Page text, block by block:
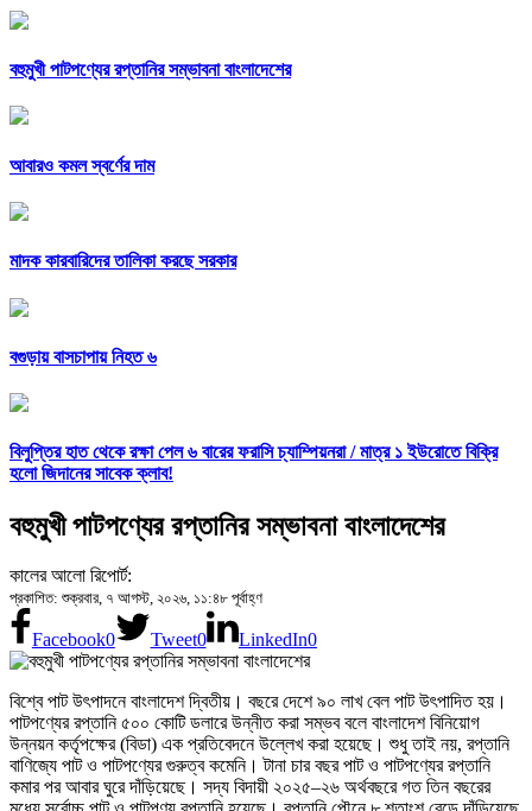
বহুমুখী পাটপণ্যের রপ্তানির সম্ভাবনা বাংলাদেশের
আবারও কমল স্বর্ণের দাম
মাদক কারবারিদের তালিকা করছে সরকার
বগুড়ায় বাসচাপায় নিহত ৬
বিলুপ্তির হাত থেকে রক্ষা পেল ৬ বারের ফরাসি চ্যাম্পিয়নরা /মাত্র ১ ইউরোতে বিক্রি
হলো জিদানের সাবেক ক্লাব!
বহুমুখী পাটপণ্যের রপ্তানির সম্ভাবনা বাংলাদেশের
কালের আলো রিপোর্ট:
প্রকাশিত: শুক্রবার, ৭ আগস্ট, ২০২৬, ১১:৪৮ পূর্বাহ্ণ
Facebook0 Tweet0 LinkedIn0
বিশ্বে পাট উৎপাদনে বাংলাদেশ দ্বিতীয়। বছরে দেশে ৯০ লাখ বেল পাট উৎপাদিত হয়।
পাটপণ্যের রপ্তানি ৫০০ কোটি ডলারে উন্নীত করা সম্ভব বলে বাংলাদেশ বিনিয়োগ
উন্নয়ন কর্তৃপক্ষের (বিডা) এক প্রতিবেদনে উল্লেখ করা হয়েছে। শুধু তাই নয়, রপ্তানি
বাণিজ্যে পাট ও পাটপণ্যের গুরুত্ব কমেনি। টানা চার বছর পাট ও পাটপণ্যের রপ্তানি
কমার পর আবার ঘুরে দাঁড়িয়েছে। সদ্য বিদায়ী ২০২৫–২৬ অর্থবছরে গত তিন বছরের